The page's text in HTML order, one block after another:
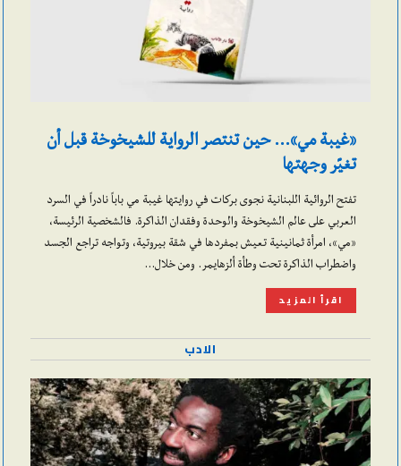
«غيبة مي»… حين تنتصر الرواية للشيخوخة قبل أن
تغيّر وجهتها
تفتح الروائية اللبنانية نجوى بركات في روايتها غيبة مي باباً نادراً في السرد
العربي على عالم الشيخوخة والوحدة وفقدان الذاكرة. فالشخصية الرئيسة،
«مي»، امرأة ثمانينية تعيش بمفردها في شقة بيروتية، وتواجه تراجع الجسد
واضطراب الذاكرة تحت وطأة ألزهايمر. ومن خلال…
اقرأ المزيد
الادب